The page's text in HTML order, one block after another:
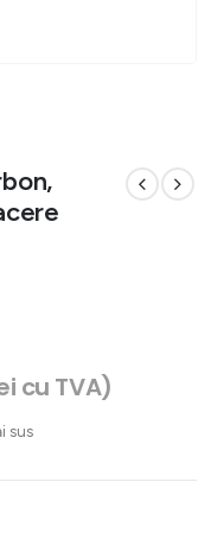
cu TVA)
sus